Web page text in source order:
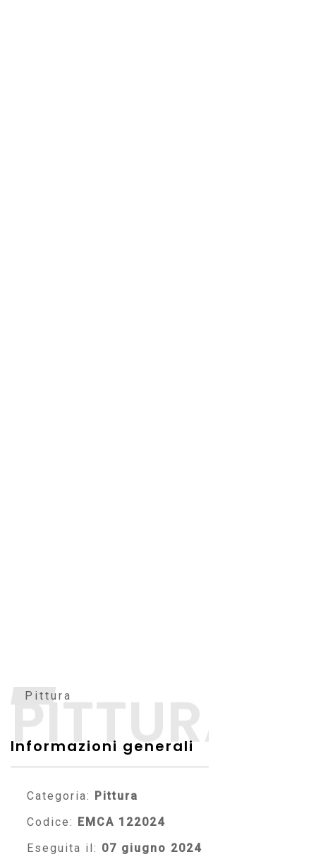
PITTURA
Pittura
Informazioni generali
Categoria:
Pittura
Codice:
EMCA 122024
Eseguita il: 07 giugno 2024